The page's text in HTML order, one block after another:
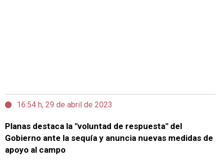
16:54 h, 29 de abril de 2023
Planas destaca la "voluntad de respuesta" del
Gobierno ante la sequía y anuncia nuevas medidas de
apoyo al campo